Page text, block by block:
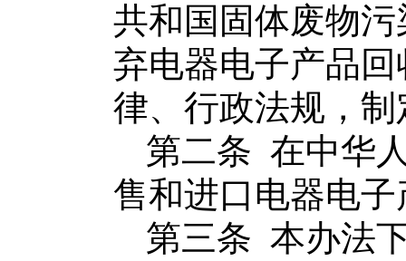
共和国固体废物
弃电器电子产品
律、行政法规，
第二条 在中华
售和进口电器电子
第三条 本办法